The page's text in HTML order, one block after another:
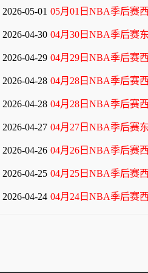
2026-05-01 05月01日NBA季后赛西部首轮G6
2026-04-30 04月30日NBA季后赛东部首轮G5
2026-04-29 04月29日NBA季后赛西部首轮G5
2026-04-28 04月28日NBA季后赛西部首轮G4
2026-04-28 04月28日NBA季后赛西部首轮G5
2026-04-27 04月27日NBA季后赛东部首轮G4 凯
2026-04-26 04月26日NBA季后赛西部首轮G4
2026-04-25 04月25日NBA季后赛西部首轮G3
2026-04-24 04月24日NBA季后赛西部首轮G3